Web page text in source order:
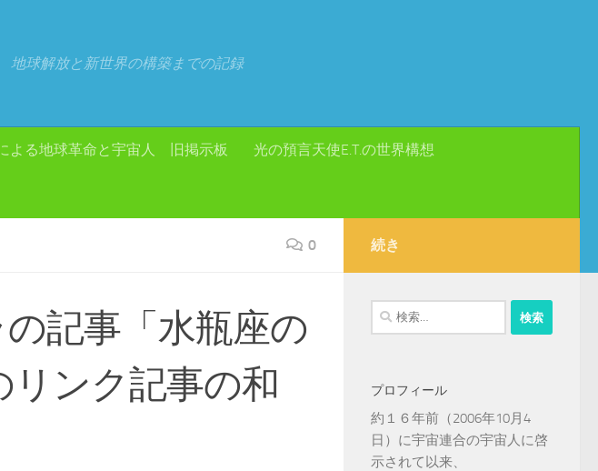
地球解放と新世界の構築までの記録
よる地球革命と宇宙人 旧掲示板 光の預言天使E.T.の世界構想
0
記事「水瓶座の
リンク記事の和
続き
検
索:
プロフィール
約１６年前（2006年10月4
日）に宇宙連合の宇宙人に啓
示されて以来、